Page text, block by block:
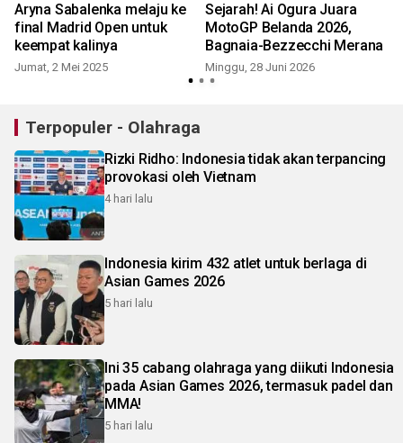
Aryna Sabalenka melaju ke
final Madrid Open untuk
keempat kalinya
Jumat, 2 Mei 2025
Sejarah! Ai Ogura Juara
MotoGP Belanda 2026,
Bagnaia-Bezzecchi Merana
Minggu, 28 Juni 2026
Terpopuler - Olahraga
Rizki Ridho: Indonesia tidak akan terpancing
provokasi oleh Vietnam
4 hari lalu
Indonesia kirim 432 atlet untuk berlaga di
Asian Games 2026
5 hari lalu
Ini 35 cabang olahraga yang diikuti Indonesia
pada Asian Games 2026, termasuk padel dan
MMA!
5 hari lalu